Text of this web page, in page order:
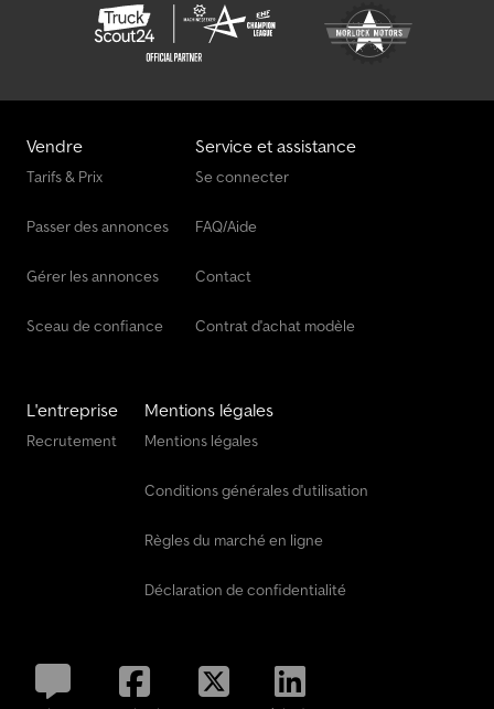
Vendre
Tarifs & Prix
Passer des annonces
Gérer les annonces
Sceau de confiance
Service et assistance
Se connecter
FAQ/Aide
Contact
Contrat d'achat modèle
L'entreprise
Recrutement
Mentions légales
Mentions légales
Conditions générales d'utilisation
Règles du marché en ligne
Déclaration de confidentialité